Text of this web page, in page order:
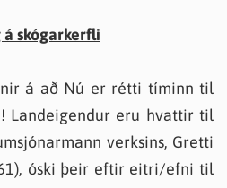
á skógarkerfli
á að Nú er rétti tíminn til
Landeigendur eru hvattir til
verksins, Gretti
óski þeir eftir eitri/efni til